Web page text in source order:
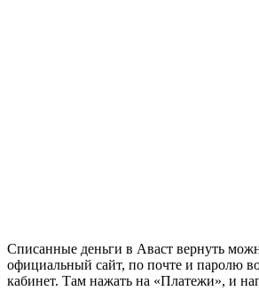
Списанные деньги в Аваст вернуть
официальный сайт, по почте и паролю
кабинет. Там нажать на «Платежи», и